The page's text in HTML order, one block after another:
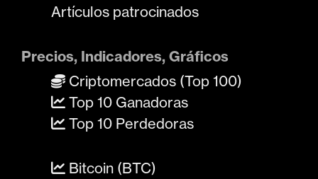
Artículos patrocinados
Precios, Indicadores, Gráficos
Criptomercados (Top 100)
Top 10 Ganadoras
Top 10 Perdedoras
Bitcoin (BTC)